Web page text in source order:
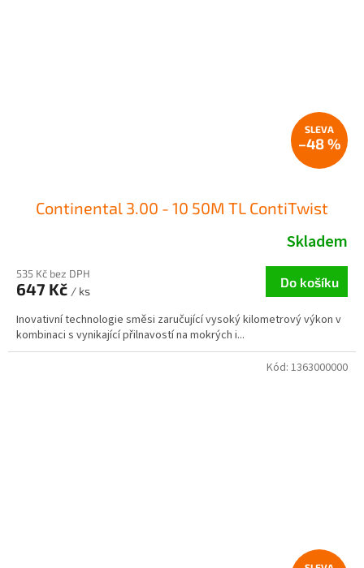
–48 %
Continental 3.00 - 10 50M TL ContiTwist
Skladem
535 Kč bez DPH
647 Kč / ks
Do košíku
Inovativní technologie směsi zaručující vysoký kilometrový výkon v
kombinaci s vynikající přilnavostí na mokrých i...
Kód: 1363000000